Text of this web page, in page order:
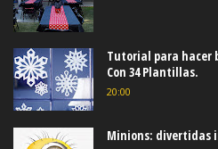
Tutorial para hacer
Con 34 Plantillas.
20:00
Minions: divertidas